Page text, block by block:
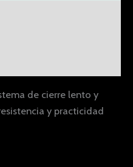
de cierre lento y
y practicidad